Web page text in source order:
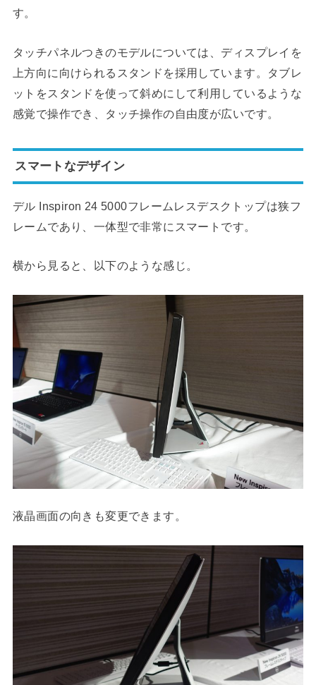
す。
タッチパネルつきのモデルについては、ディスプレイを
上方向に向けられるスタンドを採用しています。タブレ
ットをスタンドを使って斜めにして利用しているような
感覚で操作でき、タッチ操作の自由度が広いです。
スマートなデザイン
デル Inspiron 24 5000フレームレスデスクトップは狭フ
レームであり、一体型で非常にスマートです。
横から見ると、以下のような感じ。
液晶画面の向きも変更できます。